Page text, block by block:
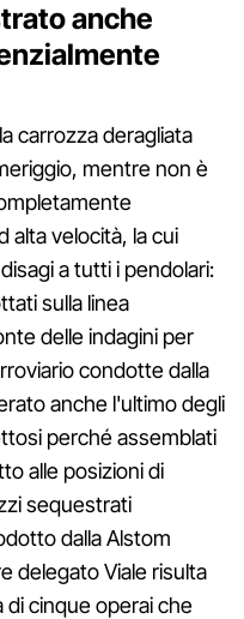
anche
carrozza deragliata
mentre non è
alta velocità, la cui
a tutti i pendolari:
sulla linea
delle indagini per
condotte dalla
anche l'ultimo degli
perché assemblati
alle posizioni di
sequestrati
dalla Alstom
delegato Viale risulta
di cinque operai che